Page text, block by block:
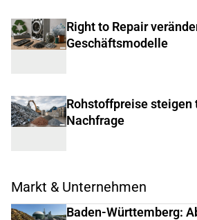
Right to Repair
Geschäftsmodelle
Rohstoffpreise steigen
Nachfrage
Markt & Unternehmen
Baden-Württemberg: